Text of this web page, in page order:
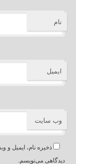
نام
ایمیل
وب‌ سایت
ذخیره نام، ایمیل و
دیدگاهی می‌نویسم.